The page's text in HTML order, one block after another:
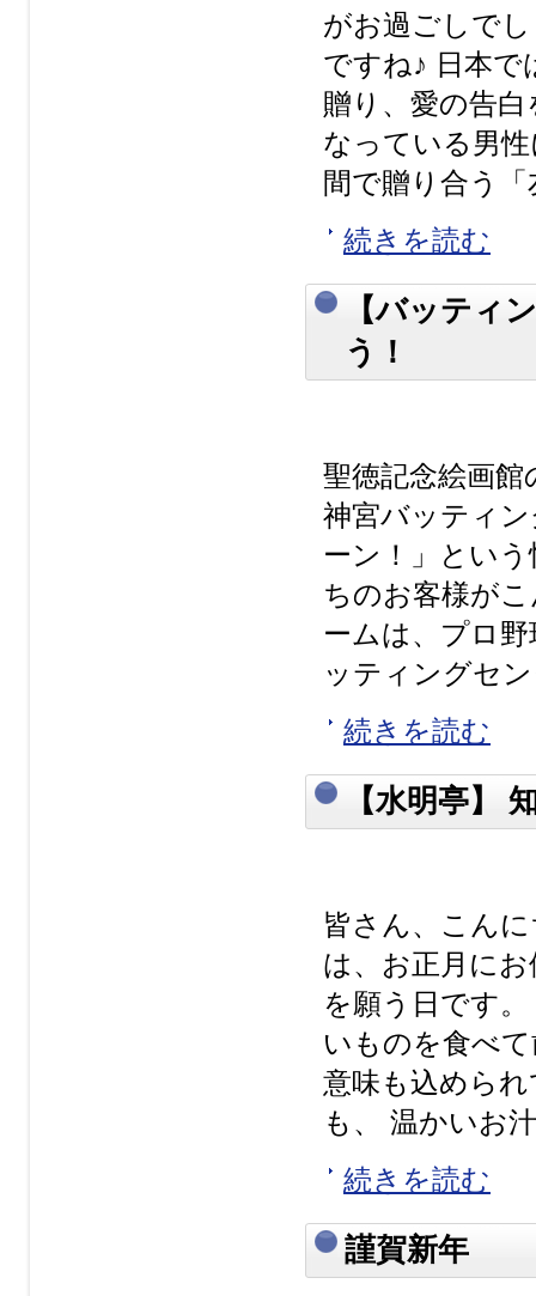
がお過ごしで
ですね♪ 日本で
贈り、愛の告
なっている男
間で贈り合う
続きを読む
【バッティ
う！
聖徳記念絵画
神宮バッティ
ーン！」とい
ちのお客様が
ームは、プロ
ッティングセ
続きを読む
【水明亭】
皆さん、こん
は、お正月に
を願う日です
いものを食べ
意味も込めら
も、 温かいお
続きを読む
謹賀新年